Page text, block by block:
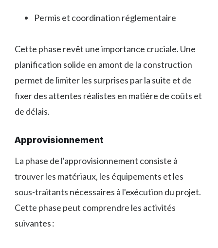
Permis et coordination réglementaire
Cette phase revêt une importance cruciale. Une
planification solide en amont de la construction
permet de limiter les surprises par la suite et de
fixer des attentes réalistes en matière de coûts et
de délais.
Approvisionnement
La phase de l'approvisionnement consiste à
trouver les matériaux, les équipements et les
sous-traitants nécessaires à l'exécution du projet.
Cette phase peut comprendre les activités
suivantes :